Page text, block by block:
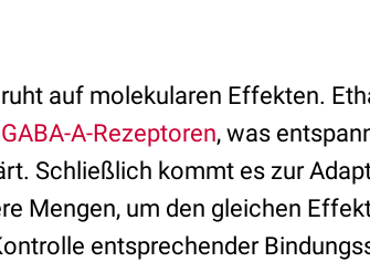
auf molekularen Effekten.
GABA-A-Rezeptoren, was
Schließlich kommt es zur
Mengen, um den gleichen
entsprechender